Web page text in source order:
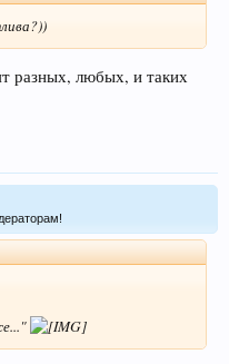
разных, любых, и таких